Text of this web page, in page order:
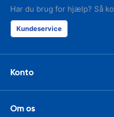
Har du brug for hjælp? Så
Kundeservice
Konto
Om os